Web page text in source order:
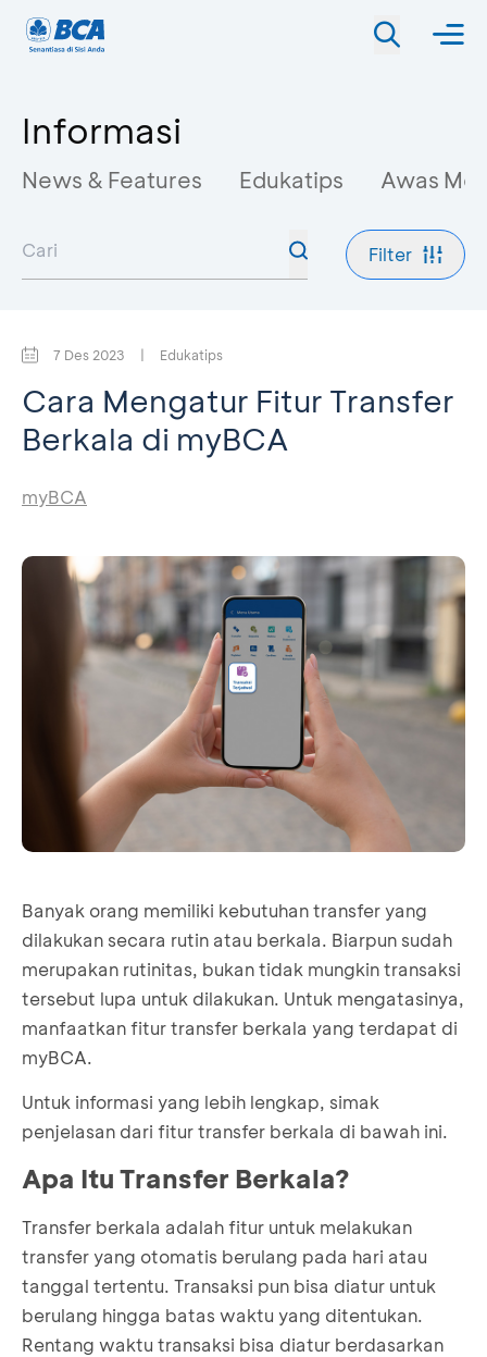
Informasi
News & Features Edukatips Awas
Filter
7 Des 2023 | Edukatips
Cara Mengatur Fitur Transfer
Berkala di myBCA
myBCA
Banyak orang memiliki kebutuhan transfer yang
dilakukan secara rutin atau berkala. Biarpun sudah
merupakan rutinitas, bukan tidak mungkin transaksi
tersebut lupa untuk dilakukan. Untuk mengatasinya,
manfaatkan fitur transfer berkala yang terdapat di
myBCA.
Untuk informasi yang lebih lengkap, simak
penjelasan dari fitur transfer berkala di bawah ini.
Apa Itu Transfer Berkala?
Transfer berkala adalah fitur untuk melakukan
transfer yang otomatis berulang pada hari atau
tanggal tertentu. Transaksi pun bisa diatur untuk
berulang hingga batas waktu yang ditentukan.
Rentang waktu transaksi bisa diatur berdasarkan